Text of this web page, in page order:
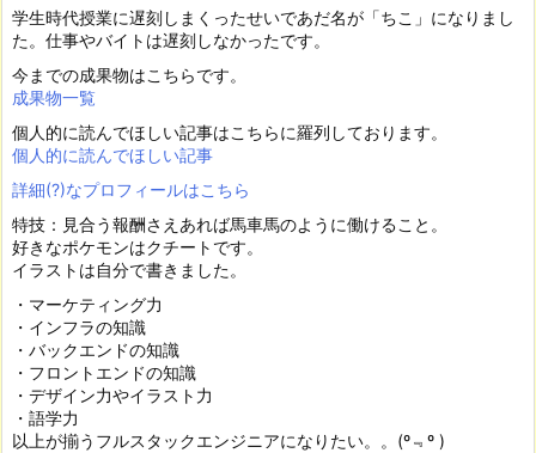
学生時代授業に遅刻しまくったせいであだ名が「ちこ」になりまし
た。仕事やバイトは遅刻しなかったです。
今までの成果物はこちらです。
成果物一覧
個人的に読んでほしい記事はこちらに羅列しております。
個人的に読んでほしい記事
詳細(?)なプロフィールはこちら
特技：見合う報酬さえあれば馬車馬のように働けること。
好きなポケモンはクチートです。
イラストは自分で書きました。
・マーケティング力
・インフラの知識
・バックエンドの知識
・フロントエンドの知識
・デザイン力やイラスト力
・語学力
以上が揃うフルスタックエンジニアになりたい。。(º﹃º )